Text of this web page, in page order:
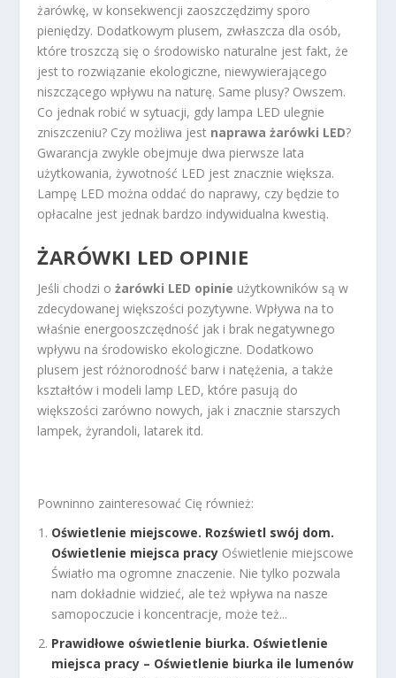
żarówkę, w konsekwencji zaoszczędzimy sporo
pieniędzy. Dodatkowym plusem, zwłaszcza dla osób,
które troszczą się o środowisko naturalne jest fakt, że
jest to rozwiązanie ekologiczne, niewywierającego
niszczącego wpływu na naturę. Same plusy? Owszem.
Co jednak robić w sytuacji, gdy lampa LED ulegnie
zniszczeniu? Czy możliwa jest naprawa żarówki LED?
Gwarancja zwykle obejmuje dwa pierwsze lata
użytkowania, żywotność LED jest znacznie większa.
Lampę LED można oddać do naprawy, czy będzie to
opłacalne jest jednak bardzo indywidualna kwestią.
ŻARÓWKI LED OPINIE
Jeśli chodzi ożarówki LED opinie użytkowników są w
zdecydowanej większości pozytywne. Wpływa na to
właśnie energooszczędność jak i brak negatywnego
wpływu na środowisko ekologiczne. Dodatkowo
plusem jest różnorodność barw i natężenia, a także
kształtów i modeli lamp LED, które pasują do
większości zarówno nowych, jak i znacznie starszych
lampek, żyrandoli, latarek itd.
Powninno zainteresować Cię również:
Oświetlenie miejscowe. Rozświetl swój dom.
Oświetlenie miejsca pracy Oświetlenie miejscowe
Światło ma ogromne znaczenie. Nie tylko pozwala
nam dokładnie widzieć, ale też wpływa na nasze
samopoczucie i koncentracje, może też...
Prawidłowe oświetlenie biurka. Oświetlenie
miejsca pracy – Oświetlenie biurka ile lumenów